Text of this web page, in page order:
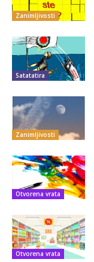
Zanimljivosti
Satatatira
Zanimljivosti
Otvorena vrata
Otvorena vrata